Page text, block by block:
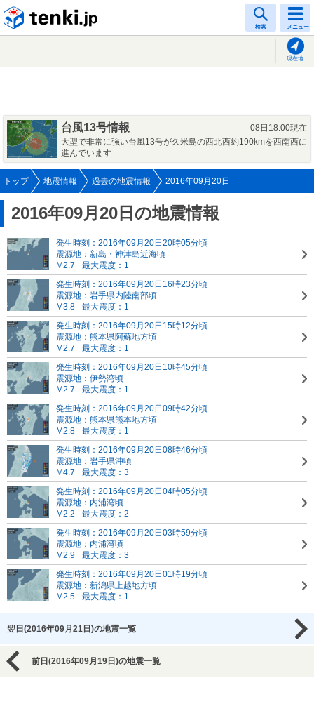
検索 メニュー
現在地
台風13号情報
08日18:00現在
大型で非常に強い台風13号が久米島の西北西約190kmを西南西に
進んでいます
トップ 地震情報 過去の地震情報 2016年09月20日
2016年09月20日の地震情報
発生時刻：2016年09月20日20時05分頃
震源地：新島・神津島近海頃
M2.7
最大震度：1
発生時刻：2016年09月20日16時23分頃
震源地：岩手県内陸南部頃
M3.8
最大震度：1
発生時刻：2016年09月20日15時12分頃
震源地：熊本県阿蘇地方頃
M2.7
最大震度：1
発生時刻：2016年09月20日10時45分頃
震源地：伊勢湾頃
M2.7
最大震度：1
発生時刻：2016年09月20日09時42分頃
震源地：熊本県熊本地方頃
M2.8
最大震度：1
発生時刻：2016年09月20日08時46分頃
震源地：岩手県沖頃
M4.7
最大震度：3
発生時刻：2016年09月20日04時05分頃
震源地：内浦湾頃
M2.2
最大震度：2
発生時刻：2016年09月20日03時59分頃
震源地：内浦湾頃
M2.9
最大震度：3
発生時刻：2016年09月20日01時19分頃
震源地：新潟県上越地方頃
M2.5
最大震度：1
翌日(2016年09月21日)の地震一覧
前日(2016年09月19日)の地震一覧